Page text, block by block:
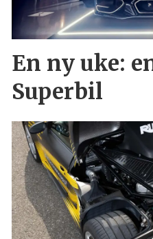
En ny uke:
Superbil